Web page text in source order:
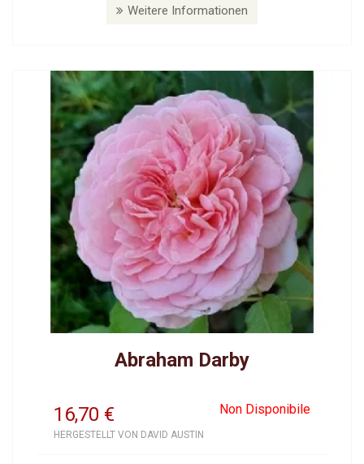
Weitere Informationen
Abraham Darby
16,70 Non Disponibile
€
HERGESTELLT VON DAVID AUSTIN